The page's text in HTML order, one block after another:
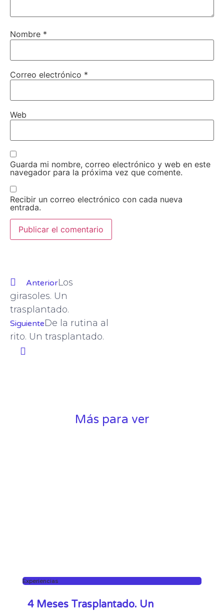
Nombre *
Correo electrónico *
Web
Guarda mi nombre, correo electrónico y web en este
navegador para la próxima vez que comente.
Recibir un correo electrónico con cada nueva
entrada.
AnteriorLos
girasoles. Un
trasplantado.
SiguienteDe la rutina al
rito. Un trasplantado.
Más para ver
Experiencias
4 Meses Trasplantado. Un